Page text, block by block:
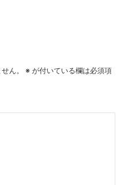
ん。 ※ が付いている欄は必須項